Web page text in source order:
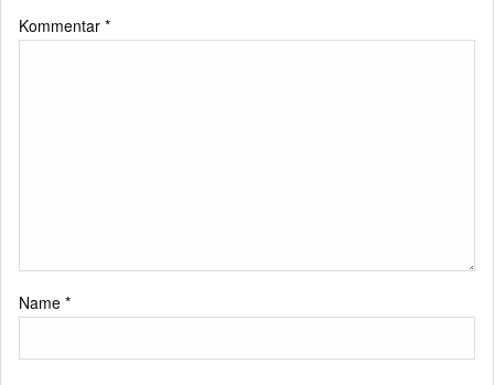
Kommentar *
Name *